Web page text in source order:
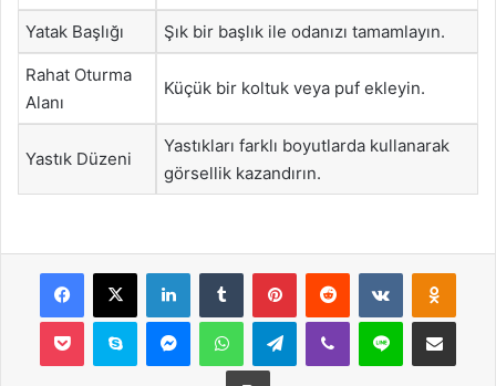
Yatak Başlığı Şık bir başlık ile odanızı tamamlayın.
Rahat Oturma
Alanı
Küçük bir koltuk veya puf ekleyin.
Yastık Düzeni
Yastıkları farklı boyutlarda kullanarak
görsellik kazandırın.
Facebook
X LinkedInTumblr PinterestReddit VKontakte
Pocket Skype MessengerWhatsAppTelegramViber Line E-Posta ile
Yazdır